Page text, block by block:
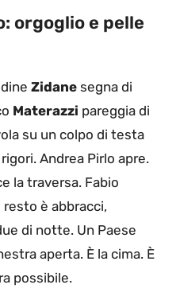
orgoglio e pelle
Zidane segna di
Materazzi pareggia di
su un colpo di testa
Andrea Pirlo apre.
la traversa. Fabio
è abbracci,
di notte. Un Paese
aperta. È la cima. È
possibile.